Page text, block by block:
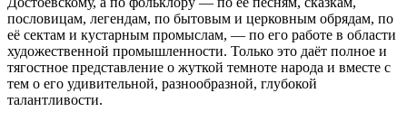
пословицам, легендам, по бытовым и церковным обрядам, по
её сектам и кустарным промыслам, — по его работе в области
художественной промышленности. Только это даёт полное и
тягостное представление о жуткой темноте народа и вместе с
тем о его удивительной, разнообразной, глубокой
талантливости.